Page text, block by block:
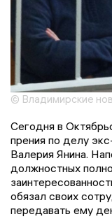
© Владимирские
Сегодня в
прения по делу
Валерия Янина.
должностных
обязал своих
передавать ему